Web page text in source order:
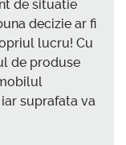
de situatie
decizie ar fi
lucru! Cu
de produse
suprafata va